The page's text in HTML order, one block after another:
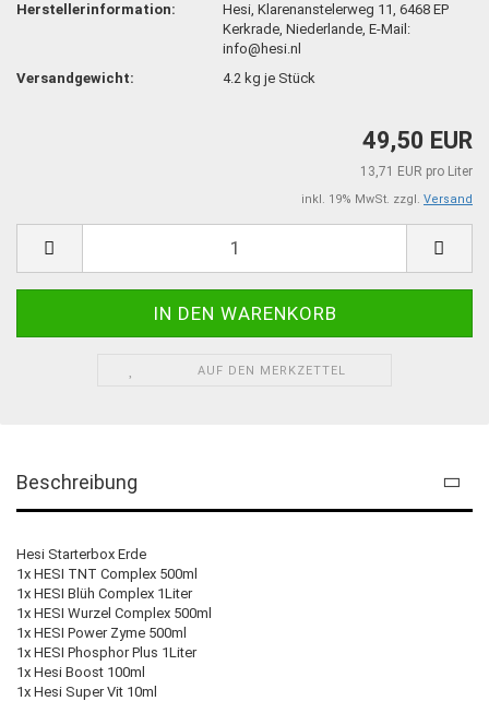
Herstellerinformation:
Hesi, Klarenanstelerweg 11, 6468 EP
Kerkrade, Niederlande, E-Mail:
info@hesi.nl
Versandgewicht:
4.2 kg je Stück
49,50 EUR
13,71 EUR pro Liter
inkl. 19% MwSt. zzgl. Versand
AUF DEN MERKZETTEL
Beschreibung
Hesi Starterbox Erde
1x HESI TNT Complex 500ml
1x HESI Blüh Complex 1Liter
1x HESI Wurzel Complex 500ml
1x HESI Power Zyme 500ml
1x HESI Phosphor Plus 1Liter
1x Hesi Boost 100ml
1x Hesi Super Vit 10ml